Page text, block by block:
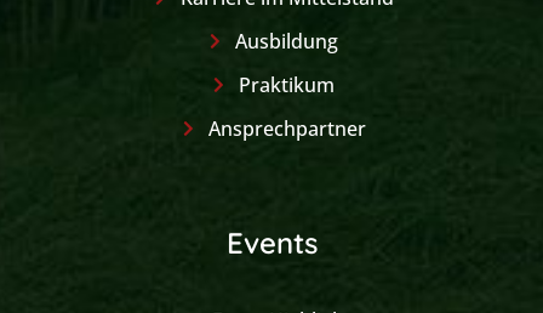
Ausbildung
Praktikum
Ansprechpartner
Events